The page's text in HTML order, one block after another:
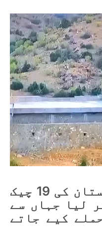
پاک فوج نے افغانستان کی 19 چیک
لیا جہاں سے
کیے جاتے